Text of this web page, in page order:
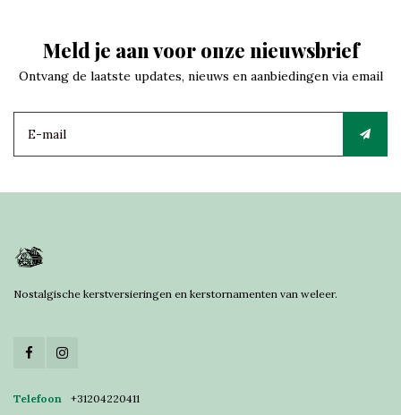
Meld je aan voor onze nieuwsbrief
Ontvang de laatste updates, nieuws en aanbiedingen via email
Nostalgische kerstversieringen en kerstornamenten van weleer.
Telefoon
+31204220411